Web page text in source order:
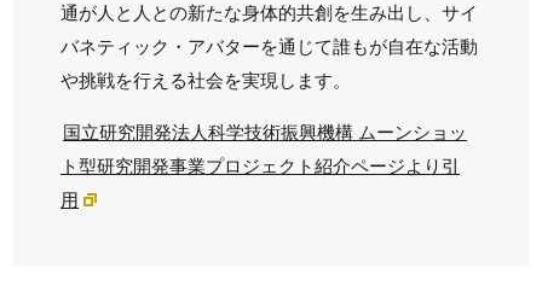
通が人と人との新たな身体的共創を生み出し、サイ
バネティック・アバターを通じて誰もが自在な活動
や挑戦を行える社会を実現します。
国立研究開発法人科学技術振興機構 ムーンショッ
ト型研究開発事業プロジェクト紹介ページより引
用